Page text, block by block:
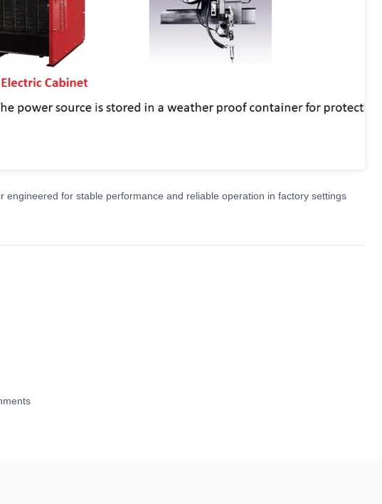
for stable performance and reliable operation in factory settings.